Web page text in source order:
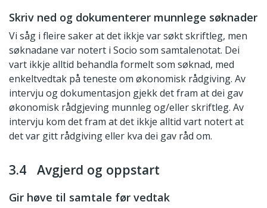
Skriv ned og dokumenterer munnlege søknader
Vi såg i fleire saker at det ikkje var søkt skriftleg, men
søknadane var notert i Socio som samtalenotat. Dei
vart ikkje alltid behandla formelt som søknad, med
enkeltvedtak på teneste om økonomisk rådgiving. Av
intervju og dokumentasjon gjekk det fram at dei gav
økonomisk rådgjeving munnleg og/eller skriftleg. Av
intervju kom det fram at det ikkje alltid vart notert at
det var gitt rådgiving eller kva dei gav råd om.
3.4 Avgjerd og oppstart
Gir høve til samtale før vedtak